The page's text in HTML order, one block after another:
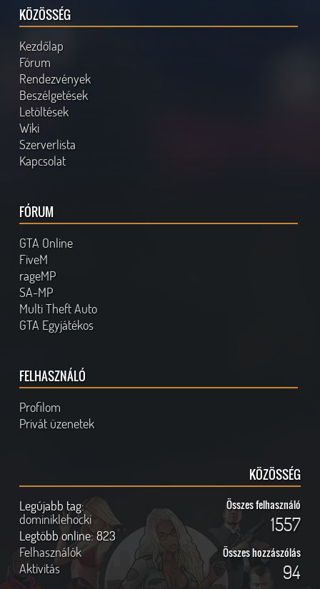
KÖZÖSSÉG
Kezdőlap
Fórum
Rendezvények
Beszélgetések
Letöltések
Wiki
Szerverlista
Kapcsolat
FÓRUM
GTA Online
FiveM
rageMP
SA-MP
Multi Theft Auto
GTA Egyjátékos
FELHASZNÁLÓ
Profilom
Privát üzenetek
KÖZÖSSÉG
Legújabb tag:
dominiklehocki
Legtöbb online:823
Felhasználók
Aktivitás
Összes felhasználó
1557
Összes hozzászólás
94